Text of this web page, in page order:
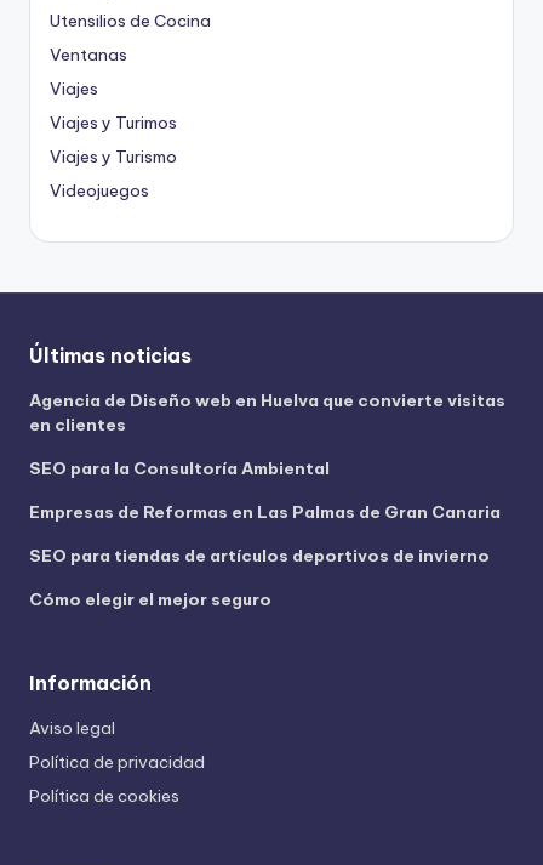
Utensilios de Cocina
Ventanas
Viajes
Viajes y Turimos
Viajes y Turismo
Videojuegos
Últimas noticias
Agencia de Diseño web en Huelva que convierte visitas
en clientes
SEO para la Consultoría Ambiental
Empresas de Reformas en Las Palmas de Gran Canaria
SEO para tiendas de artículos deportivos de invierno
Cómo elegir el mejor seguro
Información
Aviso legal
Política de privacidad
Política de cookies